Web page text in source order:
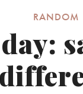
RANDOM